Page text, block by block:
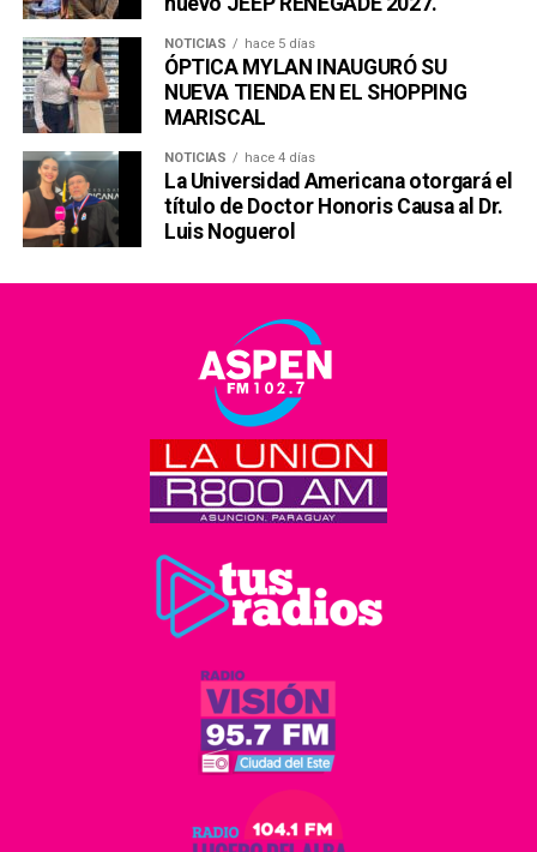
NOTICIAS hace 5 días
ÓPTICA MYLAN INAUGURÓ SU
NUEVA TIENDA EN EL SHOPPING
MARISCAL
NOTICIAS hace 4 días
La Universidad Americana otorgará el
título de Doctor Honoris Causa al Dr.
Luis Noguerol